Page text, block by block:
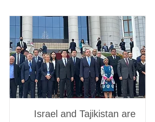
Israel and Tajikistan are